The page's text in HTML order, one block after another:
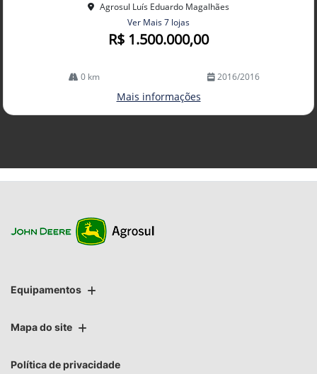
Agrosul Luís Eduardo Magalhães
Ver Mais 7 lojas
R$ 1.500.000,00
0 km 2016/2016
Mais informações
Equipamentos
Mapa do site
Política de privacidade